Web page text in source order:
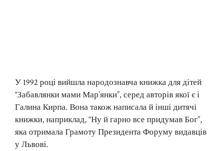
У 1992 році вийшла народознавча книжка для дітей
“Забавлянки мами Мар’янки”, серед авторів якої є і
Галина Кирпа. Вона також написала й інші дитячі
книжки, наприклад, “Ну й гарно все придумав Бог”,
яка отримала Грамоту Президента Форуму видавців
у Львові.